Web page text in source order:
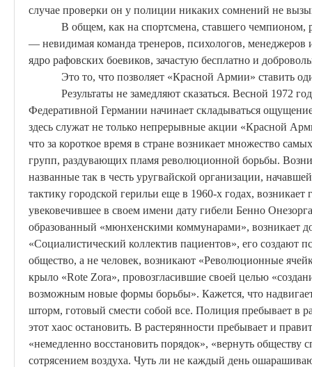
случае проверки он у полиции никаких сомнений не
В общем, как на спортсмена, ставшего чемпионом,
— невидимая команда тренеров, психологов, менеджеров
ядро рафовских боевиков, зачастую бесплатно и
Это то, что позволяет «Красной Армии» ставить
Результаты не замедляют сказаться. Весной 1972
Федеративной Германии начинает складываться
здесь служат не только непрерывные акции «Красной
что за короткое время в стране возникает множество
групп, раздувающих пламя революционной борьбы.
названные так в честь уругвайской организации,
тактику городской герильи еще в 1960-х годах,
увековечившее в своем имени дату гибели Бенно Онезорга
образованный «мюнхенскими коммунарами», возникает
«Социалистический коллектив пациентов», его создают
общество, а не человек, возникают «Революционные
крыло «Rote Zora», провозгласившие своей целью
возможным новые формы борьбы». Кажется, что
шторм, готовый смести собой все. Полиция пребывает в
этот хаос остановить. В растерянности пребывает и
«немедленно восстановить порядок», «вернуть обществу
сотрясением воздуха. Чуть ли не каждый день